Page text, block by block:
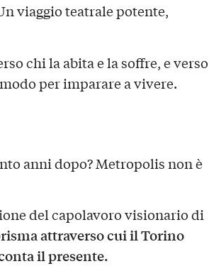
viaggio teatrale potente,
chi la abita e la soffre, e verso
per imparare a vivere.
anni dopo? Metropolis non è
del capolavoro visionario di
attraverso cui il Torino
il presente.